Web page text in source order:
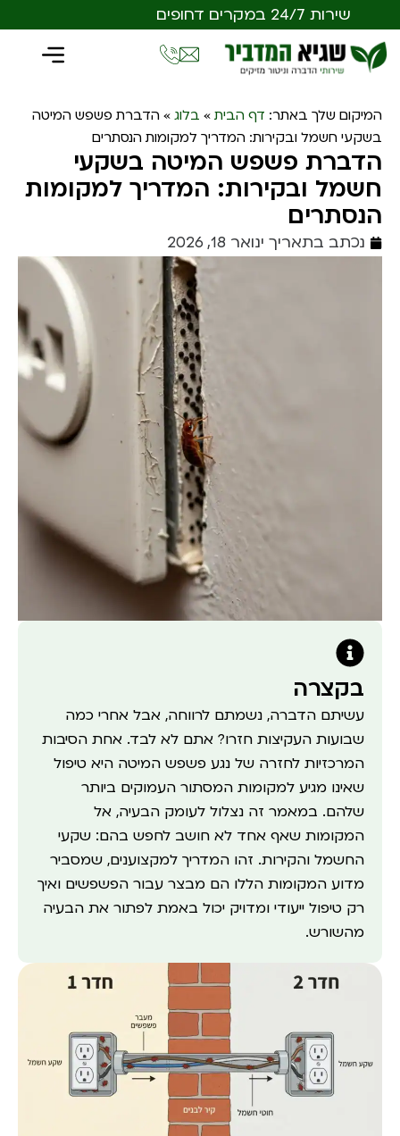
שירות 24/7 במקרים דחופים
המיקום שלך באתר: דף הבית » בלוג » הדברת פשפש המיטה
בשקעי חשמל ובקירות: המדריך למקומות הנסתרים
הדברת פשפש המיטה בשקעי
חשמל ובקירות: המדריך למקומות
הנסתרים
נכתב בתאריך ינואר 18, 2026
בקצרה
עשיתם הדברה, נשמתם לרווחה, אבל אחרי כמה
שבועות העקיצות חזרו? אתם לא לבד. אחת הסיבות
המרכזיות לחזרה של נגע פשפש המיטה היא טיפול
שאינו מגיע למקומות המסתור העמוקים ביותר
שלהם. במאמר זה נצלול לעומק הבעיה, אל
המקומות שאף אחד לא חושב לחפש בהם: שקעי
החשמל והקירות. זהו המדריך למקצוענים, שמסביר
מדוע המקומות הללו הם מבצר עבור הפשפשים ואיך
רק טיפול ייעודי ומדויק יכול באמת לפתור את הבעיה
מהשורש.